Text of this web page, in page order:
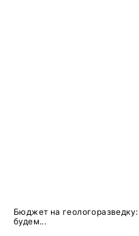
Бюджет на
будем...